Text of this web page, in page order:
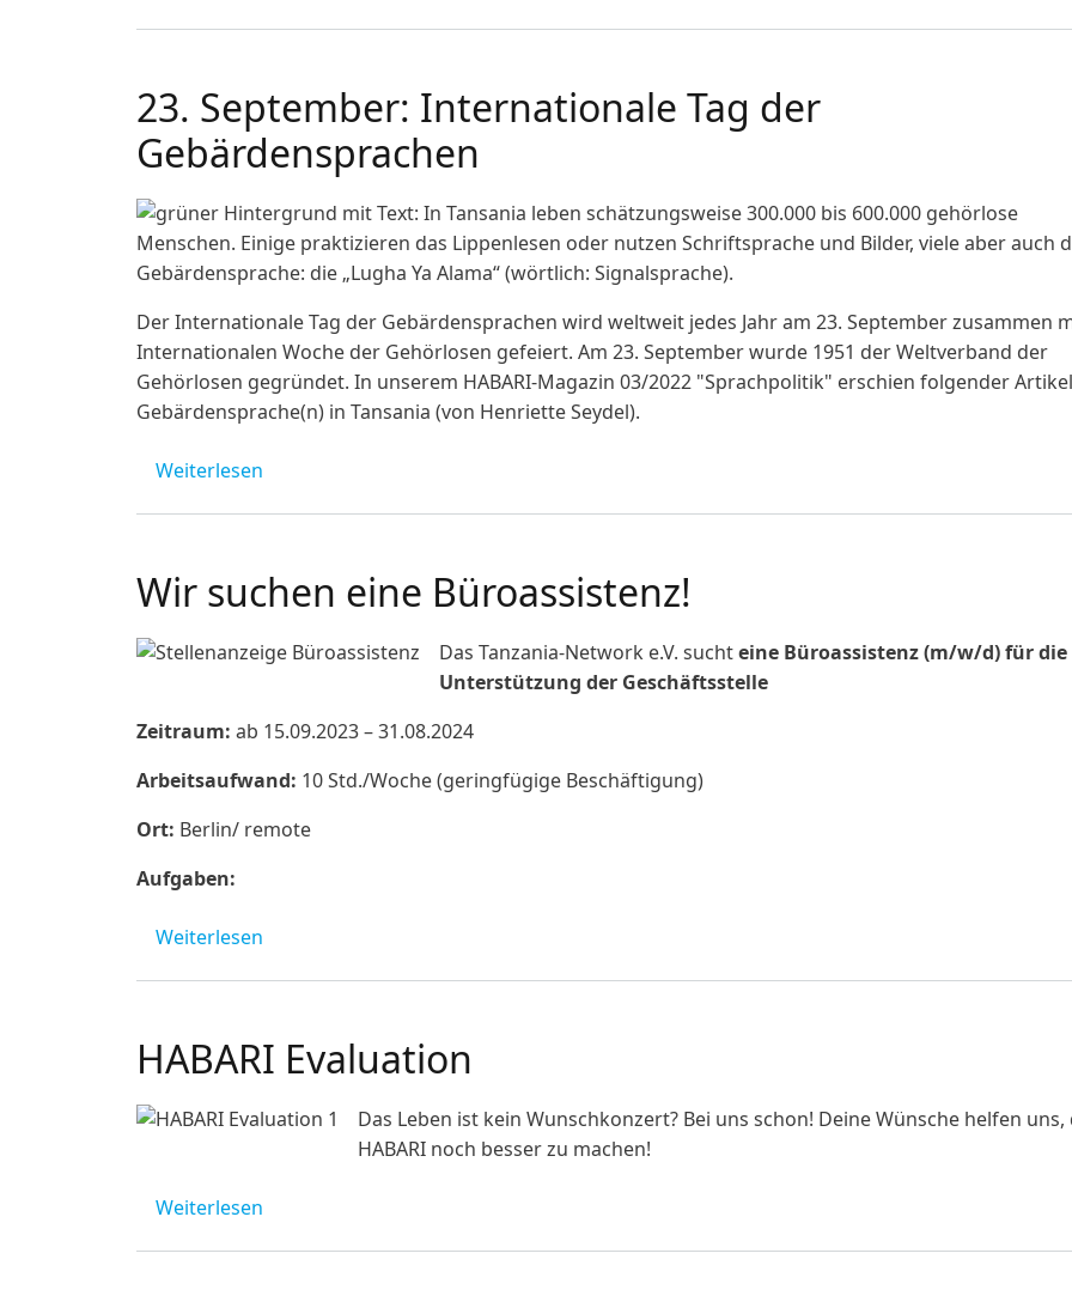
23. September: Internationale Tag der
Gebärdensprachen
Image
Der Internationale Tag der Gebärdensprachen wird weltweit jedes Jahr am 23. September zusammen
Internationalen Woche der Gehörlosen gefeiert. Am 23. September wurde 1951 der Weltverband der
Gehörlosen gegründet. In unserem HABARI-Magazin 03/2022 "Sprachpolitik" erschien folgender
Gebärdensprache(n) in Tansania (von Henriette Seydel).
Weiterlesen
Wir suchen eine Büroassistenz!
Das Tanzania-Network e.V. suchteine Büroassistenz (m/w/d) für die
Unterstützung der Geschäftsstelle
Zeitraum: ab 15.09.2023 – 31.08.2024
Arbeitsaufwand: 10 Std./Woche (geringfügige Beschäftigung)
Ort: Berlin/ remote
Aufgaben:
Weiterlesen
HABARI Evaluation
Image
Das Leben ist kein Wunschkonzert? Bei uns schon! Deine Wünsche helfen uns,
HABARI noch besser zu machen!
Weiterlesen